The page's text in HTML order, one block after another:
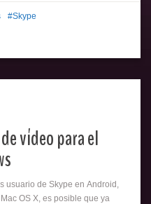
Skype
vídeo para el
usuario de Skype en Android,
OS X, es posible que ya